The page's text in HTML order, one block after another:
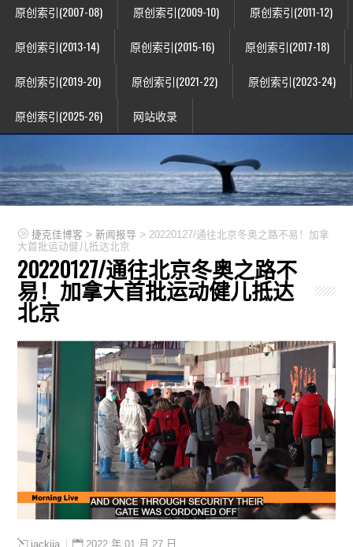
原创索引(2007-08) 原创索引(2009-10) 原创索引(2011-12)
原创索引(2013-14) 原创索引(2015-16) 原创索引(2017-18)
原创索引(2019-20) 原创索引(2021-22) 原创索引(2023-24)
原创索引(2025-26) 网站收录
捷克佳博客 >新闻报导 > 20220127/通往北京冬奥之路不易！加拿
大首批运动健儿抵达北京
20220127/通往北京冬奥之路不
易！加拿大首批运动健儿抵达
北京
2022 年 01 月 27 日